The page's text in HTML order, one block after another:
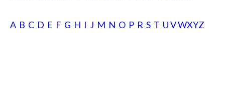
A B C D E F G H I J M N O P R S T UVWXYZ